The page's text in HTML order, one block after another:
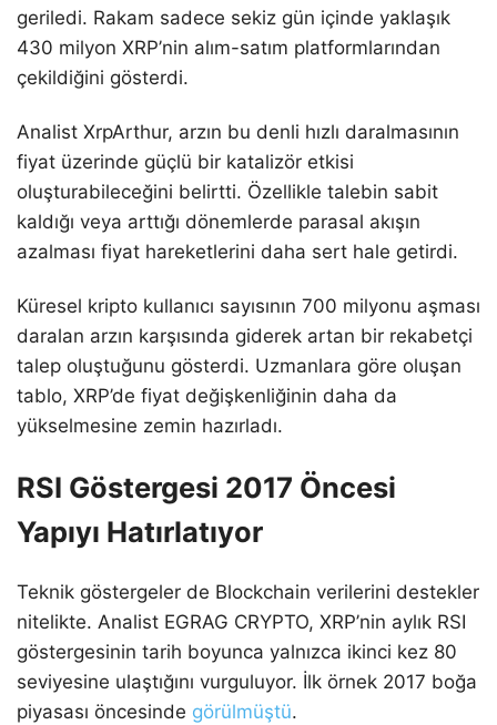
geriledi. Rakam sadece sekiz gün içinde yaklaşık
430 milyon XRP’nin alım-satım platformlarından
çekildiğini gösterdi.
Analist XrpArthur, arzın bu denli hızlı daralmasının
fiyat üzerinde güçlü bir katalizör etkisi
oluşturabileceğini belirtti. Özellikle talebin sabit
kaldığı veya arttığı dönemlerde parasal akışın
azalması fiyat hareketlerini daha sert hale getirdi.
Küresel kripto kullanıcı sayısının 700 milyonu aşması
daralan arzın karşısında giderek artan bir rekabetçi
talep oluştuğunu gösterdi. Uzmanlara göre oluşan
tablo, XRP’de fiyat değişkenliğinin daha da
yükselmesine zemin hazırladı.
RSI Göstergesi 2017 Öncesi
Yapıyı Hatırlatıyor
Teknik göstergeler de Blockchain verilerini destekler
nitelikte. Analist EGRAG CRYPTO, XRP’nin aylık RSI
göstergesinin tarih boyunca yalnızca ikinci kez 80
seviyesine ulaştığını vurguluyor. İlk örnek 2017 boğa
piyasası öncesinde görülmüştü.